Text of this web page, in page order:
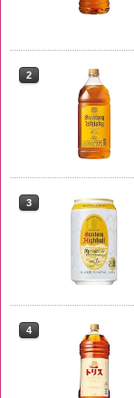
2
3
4